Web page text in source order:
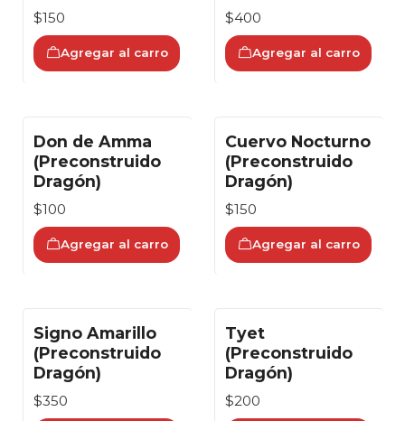
$150
Agregar al carro
$400
Agregar al carro
Don de Amma
(Preconstruido
Dragón)
$100
Agregar al carro
Cuervo Nocturno
(Preconstruido
Dragón)
$150
Agregar al carro
Signo Amarillo
(Preconstruido
Dragón)
$350
Tyet
(Preconstruido
Dragón)
$200